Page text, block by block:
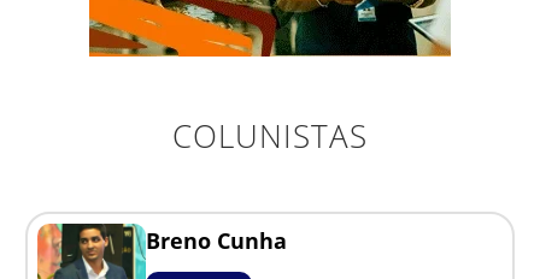
COLUNISTAS
Breno Cunha